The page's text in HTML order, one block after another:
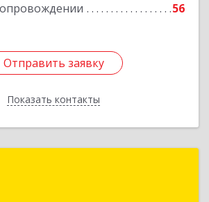
56
Отправить заявку
Показать контакты
Отправить заявку
Назад